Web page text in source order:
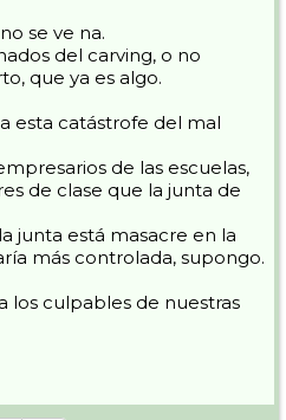
se ve na.
del carving, o no
que ya es algo.
esta catástrofe del mal
de las escuelas,
de clase que la junta de
junta está masacre en la
más controlada, supongo.
los culpables de nuestras